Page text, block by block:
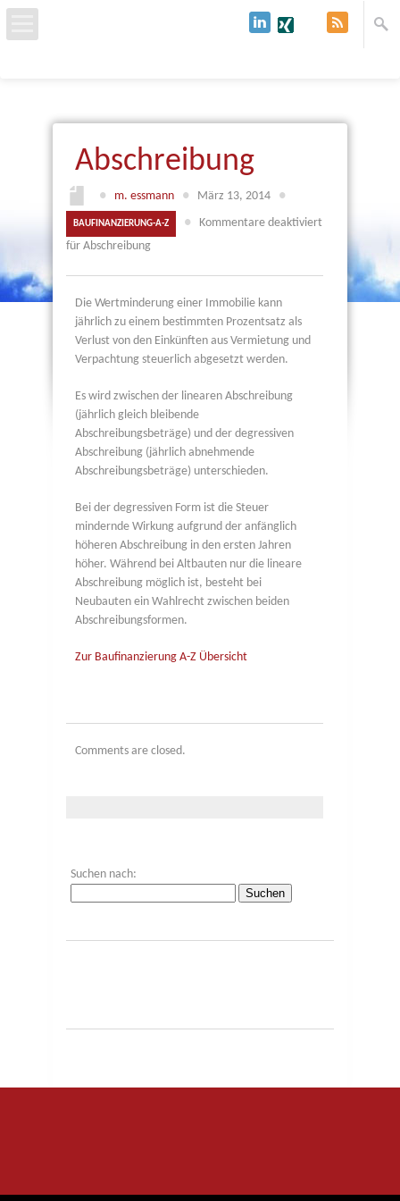
Über uns
Baufinanzierung
Immobilien & Grundstücke
Kontakt
Abschreibung
● m. essmann ● März 13, 2014 ●
BAUFINANZIERUNG-A-Z ●
Kommentare deaktiviert
für Abschreibung
Die Wertminderung einer Immobilie kann
jährlich zu einem bestimmten Prozentsatz als
Verlust von den Einkünften aus Vermietung und
Verpachtung steuerlich abgesetzt werden.
Es wird zwischen der linearen Abschreibung
(jährlich gleich bleibende
Abschreibungsbeträge) und der degressiven
Abschreibung (jährlich abnehmende
Abschreibungsbeträge) unterschieden.
Bei der degressiven Form ist die Steuer
mindernde Wirkung aufgrund der anfänglich
höheren Abschreibung in den ersten Jahren
höher. Während bei Altbauten nur die lineare
Abschreibung möglich ist, besteht bei
Neubauten ein Wahlrecht zwischen beiden
Abschreibungsformen.
Zur Baufinanzierung A-Z Übersicht
Comments are closed.
Suchen nach: